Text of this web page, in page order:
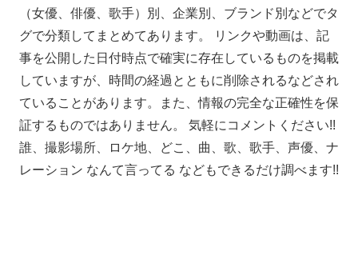
（女優、俳優、歌手）別、企業別、ブランド別などでタ
グで分類してまとめてあります。 リンクや動画は、記
事を公開した日付時点で確実に存在しているものを掲載
していますが、時間の経過とともに削除されるなどされ
ていることがあります。また、情報の完全な正確性を保
証するものではありません。 気軽にコメントください!!
誰、撮影場所、ロケ地、どこ、曲、歌、歌手、声優、ナ
レーション なんて言ってる などもできるだけ調べます!!